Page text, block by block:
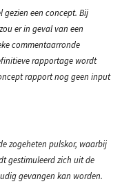
een concept. Bij
er in geval van een
commentaarronde
rapportage wordt
rapport nog geen input
zogeheten pulskor, waarbij
gestimuleerd zich uit de
gevangen kan worden.